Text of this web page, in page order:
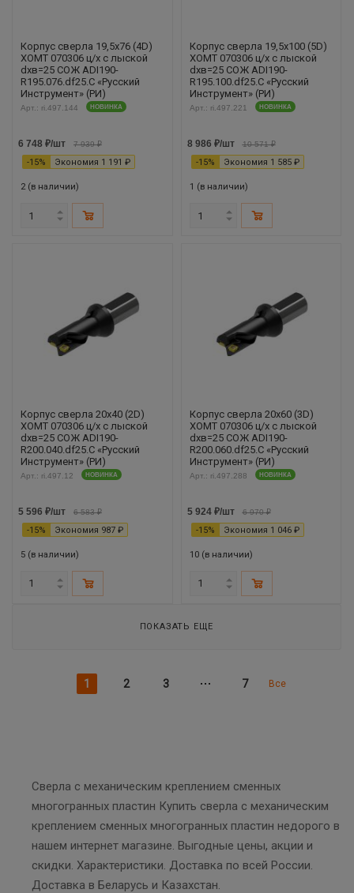
Корпус сверла 19,5х76 (4D)
XOMT 070306 ц/х с лыской
dхв=25 СОЖ ADI190-
R195.076.df25.С «Русский
Инструмент» (РИ)
Арт.: ri.497.144 НОВИНКА
6 748 ₽/шт 7 939₽
-15% Экономия 1 191 ₽
2 (в наличии)
Корпус сверла 19,5х100 (5D)
XOMT 070306 ц/х с лыской
dхв=25 СОЖ ADI190-
R195.100.df25.С «Русский
Инструмент» (РИ)
Арт.: ri.497.221 НОВИНКА
8 986 ₽/шт 10 571₽
-15% Экономия 1 585₽
1 (в наличии)
Корпус сверла 20х40 (2D)
XOMT 070306 ц/х с лыской
dхв=25 СОЖ ADI190-
R200.040.df25.С «Русский
Инструмент» (РИ)
Арт.: ri.497.12 НОВИНКА
5 596 ₽/шт 6 583₽
-15% Экономия 987 ₽
5 (в наличии)
Корпус сверла 20х60 (3D)
XOMT 070306 ц/х с лыской
dхв=25 СОЖ ADI190-
R200.060.df25.С «Русский
Инструмент» (РИ)
Арт.: ri.497.288 НОВИНКА
5 924₽/шт 6 970₽
-15% Экономия 1 046₽
10 (в наличии)
ПОКАЗАТЬ ЕЩЕ
1 2 3 7 Все
Сверла с механическим креплением сменных
многогранных пластин Купить сверла с механическим
креплением сменных многогранных пластин недорого в
нашем интернет магазине. Выгодные цены, акции и
скидки. Характеристики. Доставка по всей России.
Доставка в Беларусь и Казахстан.